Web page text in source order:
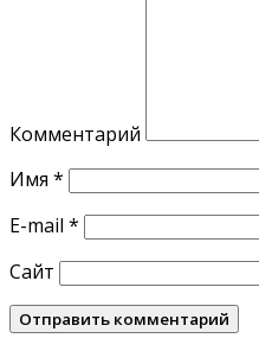
Комментарий
Имя *
E-mail *
Сайт